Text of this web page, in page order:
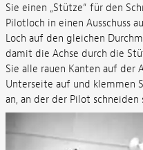
Sie einen „Stütze“ für den
Pilotloch in einen Ausschuss
Loch auf den gleichen
damit die Achse durch die
Sie alle rauen Kanten auf der
Unterseite auf und klemmen
an, an der der Pilot schneiden